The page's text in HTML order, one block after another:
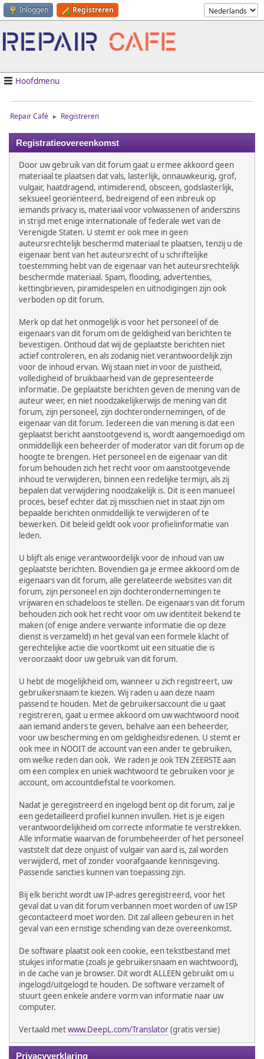
Inloggen Registreren
Hoofdmenu
Repair Café ► Registreren
Registratieovereenkomst
Door uw gebruik van dit forum gaat u ermee akkoord geen
materiaal te plaatsen dat vals, lasterlijk, onnauwkeurig, grof,
vulgair, haatdragend, intimiderend, obsceen, godslasterlijk,
seksueel georiënteerd, bedreigend of een inbreuk op
iemands privacy is, materiaal voor volwassenen of anderszins
in strijd met enige internationale of federale wet van de
Verenigde Staten. U stemt er ook mee in geen
auteursrechtelijk beschermd materiaal te plaatsen, tenzij u de
eigenaar bent van het auteursrecht of u schriftelijke
toestemming hebt van de eigenaar van het auteursrechtelijk
beschermde materiaal. Spam, flooding, advertenties,
kettingbrieven, piramidespelen en uitnodigingen zijn ook
verboden op dit forum.
Merk op dat het onmogelijk is voor het personeel of de
eigenaars van dit forum om de geldigheid van berichten te
bevestigen. Onthoud dat wij de geplaatste berichten niet
actief controleren, en als zodanig niet verantwoordelijk zijn
voor de inhoud ervan. Wij staan niet in voor de juistheid,
volledigheid of bruikbaarheid van de gepresenteerde
informatie. De geplaatste berichten geven de mening van de
auteur weer, en niet noodzakelijkerwijs de mening van dit
forum, zijn personeel, zijn dochterondernemingen, of de
eigenaar van dit forum. Iedereen die van mening is dat een
geplaatst bericht aanstootgevend is, wordt aangemoedigd om
onmiddellijk een beheerder of moderator van dit forum op de
hoogte te brengen. Het personeel en de eigenaar van dit
forum behouden zich het recht voor om aanstootgevende
inhoud te verwijderen, binnen een redelijke termijn, als zij
bepalen dat verwijdering noodzakelijk is. Dit is een manueel
proces, besef echter dat zij misschien niet in staat zijn om
bepaalde berichten onmiddellijk te verwijderen of te
bewerken. Dit beleid geldt ook voor profielinformatie van
leden.
U blijft als enige verantwoordelijk voor de inhoud van uw
geplaatste berichten. Bovendien ga je ermee akkoord om de
eigenaars van dit forum, alle gerelateerde websites van dit
forum, zijn personeel en zijn dochterondernemingen te
vrijwaren en schadeloos te stellen. De eigenaars van dit forum
behouden zich ook het recht voor om uw identiteit bekend te
maken (of enige andere verwante informatie die op deze
dienst is verzameld) in het geval van een formele klacht of
gerechtelijke actie die voortkomt uit een situatie die is
veroorzaakt door uw gebruik van dit forum.
U hebt de mogelijkheid om, wanneer u zich registreert, uw
gebruikersnaam te kiezen. Wij raden u aan deze naam
passend te houden. Met de gebruikersaccount die u gaat
registreren, gaat u ermee akkoord om uw wachtwoord nooit
aan iemand anders te geven, behalve aan een beheerder,
voor uw bescherming en om geldigheidsredenen. U stemt er
ook mee in NOOIT de account van een ander te gebruiken,
om welke reden dan ook. We raden je ook TEN ZEERSTE aan
om een complex en uniek wachtwoord te gebruiken voor je
account, om accountdiefstal te voorkomen.
Nadat je geregistreerd en ingelogd bent op dit forum, zal je
een gedetailleerd profiel kunnen invullen. Het is je eigen
verantwoordelijkheid om correcte informatie te verstrekken.
Alle informatie waarvan de forumbeheerder of het personeel
vaststelt dat deze onjuist of vulgair van aard is, zal worden
verwijderd, met of zonder voorafgaande kennisgeving.
Passende sancties kunnen van toepassing zijn.
Bij elk bericht wordt uw IP-adres geregistreerd, voor het
geval dat u van dit forum verbannen moet worden of uw ISP
gecontacteerd moet worden. Dit zal alleen gebeuren in het
geval van een ernstige schending van deze overeenkomst.
De software plaatst ook een cookie, een tekstbestand met
stukjes informatie (zoals je gebruikersnaam en wachtwoord),
in de cache van je browser. Dit wordt ALLEEN gebruikt om u
ingelogd/uitgelogd te houden. De software verzamelt of
stuurt geen enkele andere vorm van informatie naar uw
computer.
Vertaald metwww.DeepL.com/Translator(gratis versie)
Privacyverklaring